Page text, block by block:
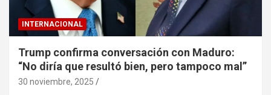
INTERNACIONAL
Trump confirma conversación con Maduro:
“No diría que resultó bien, pero tampoco mal”
30 noviembre, 2025